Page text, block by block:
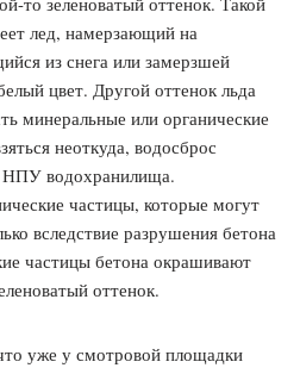
лед, намерзающий на
из снега или замерзшей
цвет. Другой оттенок льда
минеральные или органические
неоткуда, водосброс
НПУ водохранилища.
частицы, которые могут
вследствие разрушения бетона
частицы бетона окрашивают
оттенок.
уже у смотровой площадки